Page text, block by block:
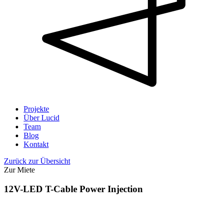
Projekte
Über Lucid
Team
Blog
Kontakt
Zurück zur Übersicht
Zur Miete
12V-LED T-Cable Power Injection